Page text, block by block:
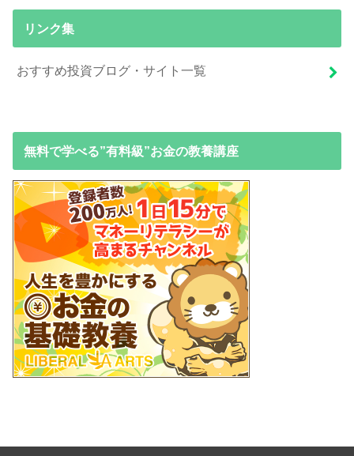
リンク集
おすすめ投資ブログ・サイト一覧
無料で学べる”有料級”お金の教養講座